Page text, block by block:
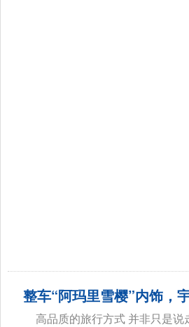
整车“阿玛里雪樱”内饰，
高品质的旅行方式 并非只是